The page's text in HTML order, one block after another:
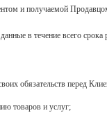
и получаемой
в течение всего срока
обязательств перед
товаров и услуг;